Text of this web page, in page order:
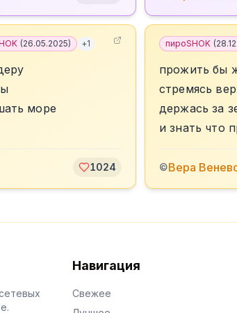
(26.05.2025) +1
море
1024
пироSHOK (
прожить бы
стремясь
держась за
и знать что
©Вера
Навигация
Свежее